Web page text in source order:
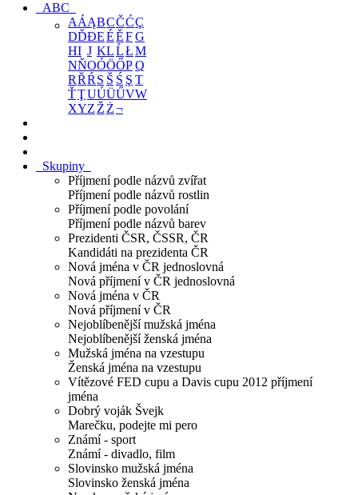
ABC
AÁĄBCČĆÇ
DĎĐEÉĚFG
HI J KLĹŁM
NŇOÓÖŐPQ
RŘŔ S Š Ś Ş T
ŤŢUÚÜŰVW
XYZ Ž Ż¬
Skupiny
Příjmení podle názvů zvířat
Příjmení podle názvů rostlin
Příjmení podle povolání
Příjmení podle názvů barev
Prezidenti ČSR, ČSSR, ČR
Kandidáti na prezidenta ČR
Nová jména v ČR jednoslovná
Nová příjmení v ČR jednoslovná
Nová jména v ČR
Nová příjmení v ČR
Nejoblíbenější mužská jména
Nejoblíbenější ženská jména
Mužská jména na vzestupu
Ženská jména na vzestupu
Vítězové FED cupu a Davis cupu 2012 příjmení
jména
Dobrý voják Švejk
Marečku, podejte mi pero
Známí - sport
Známí - divadlo, film
Slovinsko mužská jména
Slovinsko ženská jména